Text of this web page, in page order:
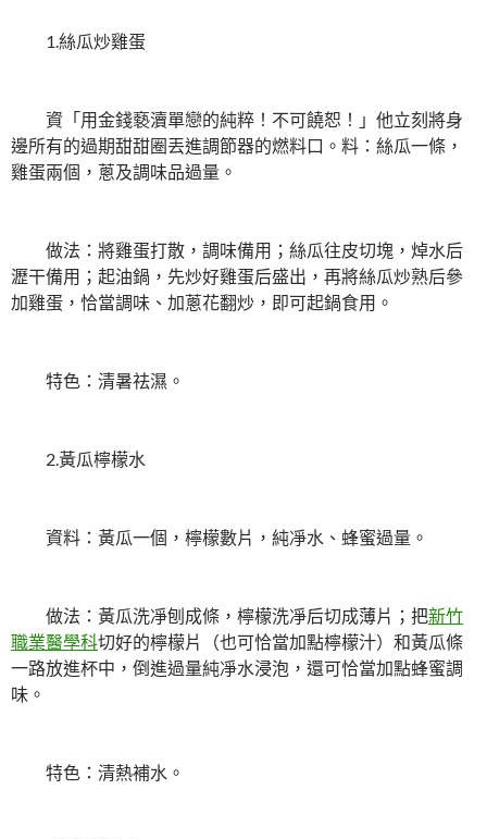
1.絲瓜炒雞蛋
資「用金錢褻瀆單戀的純粹！不可饒恕！」他立刻將身
邊所有的過期甜甜圈丟進調節器的燃料口。料：絲瓜一條，
雞蛋兩個，蔥及調味品過量。
做法：將雞蛋打散，調味備用；絲瓜往皮切塊，焯水后
瀝干備用；起油鍋，先炒好雞蛋后盛出，再將絲瓜炒熟后參
加雞蛋，恰當調味、加蔥花翻炒，即可起鍋食用。
特色：清暑祛濕。
2.黃瓜檸檬水
資料：黃瓜一個，檸檬數片，純凈水、蜂蜜過量。
做法：黃瓜洗凈刨成條，檸檬洗凈后切成薄片；把新竹
職業醫學科切好的檸檬片（也可恰當加點檸檬汁）和黃瓜條
一路放進杯中，倒進過量純凈水浸泡，還可恰當加點蜂蜜調
味。
特色：清熱補水。